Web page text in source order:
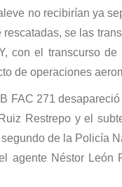
no recibirían ya
se las
con el transcurso
de operaciones
FAC 271
Restrepo y el
de la Policía
Néstor